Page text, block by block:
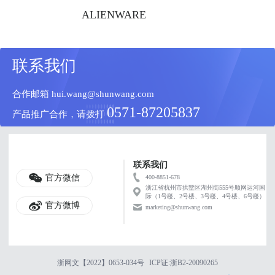
ALIENWARE
联系我们
合作邮箱 hui.wang@shunwang.com
产品推广合作，请拨打 0571-87205837
官方微信
官方微博
联系我们
400-8851-678
浙江省杭州市拱墅区湖州街555号顺网运河国
际（1号楼、2号楼、3号楼、4号楼、6号楼）
marketing@shunwang.com
浙网文【2022】0653-034号 ICP证:浙B2-20090265